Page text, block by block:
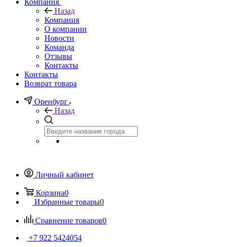
Компания
Назад
Компания
О компании
Новости
Команда
Отзывы
Контакты
Контакты
Возврат товара
Оренбург
Назад
Личный кабинет
Корзина0
Избранные товары0
Сравнение товаров0
+7 922 5424054